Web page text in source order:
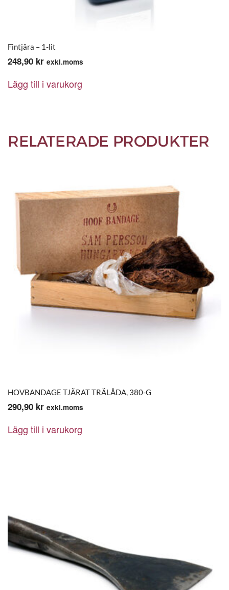
Fintjära – 1-lit
248,90 kr exkl.moms
Lägg till i varukorg
RELATERADE PRODUKTER
HOVBANDAGE TJÄRAT TRÄLÅDA, 380-G
290,90 kr exkl.moms
Lägg till i varukorg